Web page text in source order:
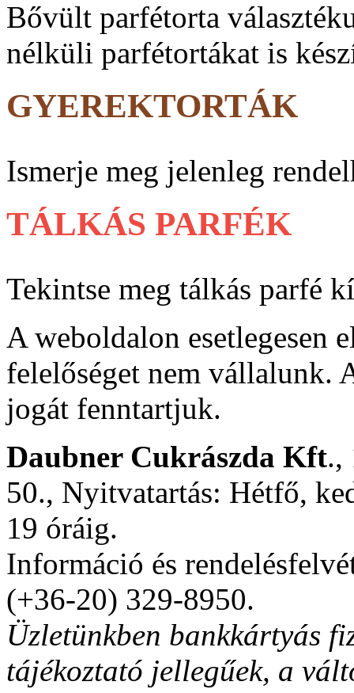
Bővült parfé­torta
nélküli parfé­tortákat is
GYEREKTORTÁK
Ismerje meg jelenleg
TÁLKÁS PARFÉK
Tekintse meg tálkás parfé
A weboldalon esetlegesen
felelőséget nem vállalunk.
jogát fenntartjuk.
Daubner Cukrászda Kft.,
50., Nyitvatartás: Hétfő,
19 óráig.
Információ és
(+36-20) 329-8950.
Üzletünkben bankkártyás
tájékoztató jellegűek, a